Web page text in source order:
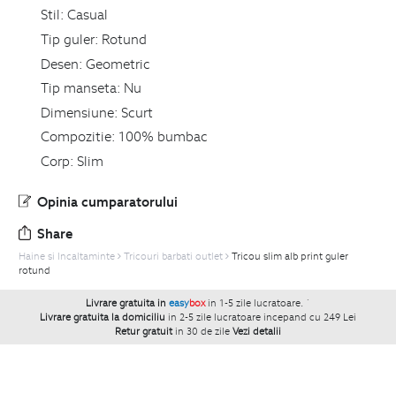
Stil: Casual
Tip guler: Rotund
Desen: Geometric
Tip manseta: Nu
Dimensiune: Scurt
Compozitie: 100% bumbac
Corp: Slim
Opinia cumparatorului
Share
Haine si Incaltaminte Tricouri barbati outlet
Tricou slim alb print guler
rotund
Livrare gratuita in easybox in 1-5 zile lucratoare. `
Livrare gratuita la domiciliu in 2-5 zile lucratoare incepand cu 249 Lei
Retur gratuit in 30 de zile Vezi detalii